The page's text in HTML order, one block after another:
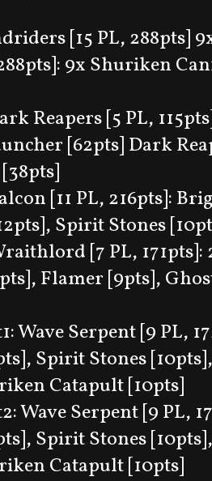
[15 PL,
9x Shuriken
Reapers [5 PL,
[62pts] Dark
[11 PL, 216pts]:
Spirit Stones
[7 PL,
Flamer [9pts],
Wave Serpent [9 PL,
Spirit Stones
Catapult [10pts]
Wave Serpent [9 PL,
Spirit Stones
Catapult [10pts]